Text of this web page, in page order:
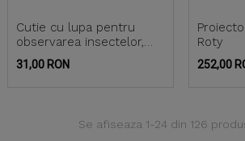
Cutie cu lupa pentru
observarea insectelor,
Navir
Pret
31,00 RON
Roty
Pret
252,00
Se afiseaza 1-24 din 126